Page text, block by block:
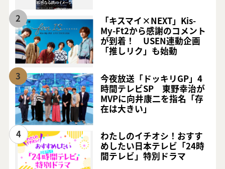
2
「キスマイ×NEXT」Kis-
My-Ft2から感謝のコメント
が到着！ USEN連動企画
「推しリク」も始動
3
今夜放送「ドッキリGP」4
時間テレビSP 東野幸治が
MVPに向井康二を指名「存
在は大きい」
4
わたしのイチオシ！おすす
めしたい日本テレビ「24時
間テレビ」特別ドラマ